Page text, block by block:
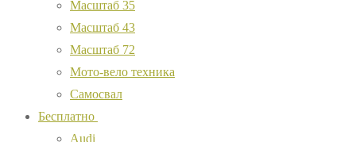
Масштаб 35
Масштаб 43
Масштаб 72
Мото-вело техника
Самосвал
Бесплатно
Audi